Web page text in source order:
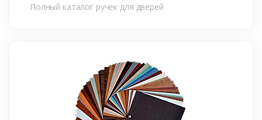
Полный каталог ручек для дверей